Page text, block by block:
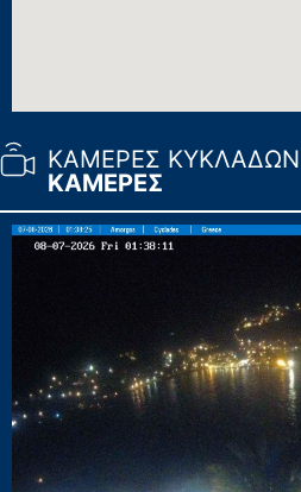
ΚΑΜΕΡΕΣ ΚΥΚΛΑΔΩΝ
ΚΑΜΕΡΕΣ